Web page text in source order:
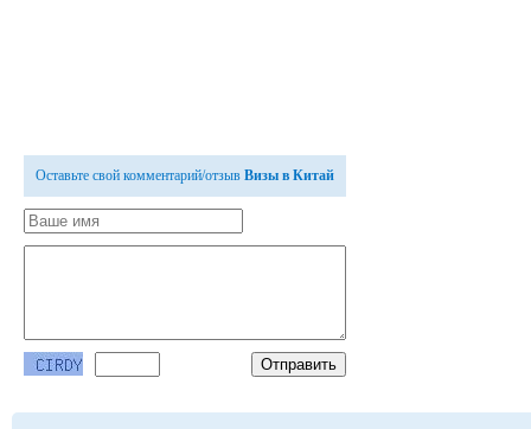
Оставьте свой комментарий/отзыв Визы в Китай